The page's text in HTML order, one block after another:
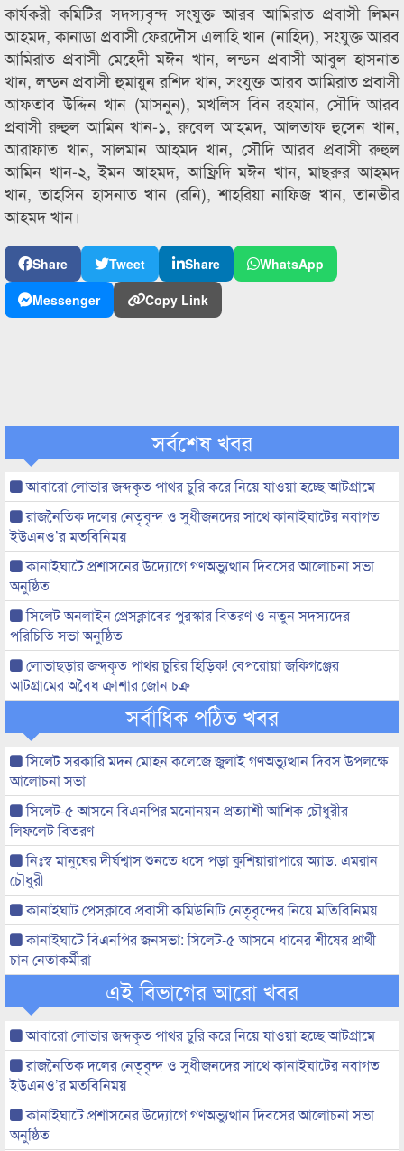
কার্যকরী কমিটির সদস্যবৃন্দ সংযুক্ত আরব আমিরাত প্রবাসী লিমন
আহমদ, কানাডা প্রবাসী ফেরদৌস এলাহি খান (নাহিদ), সংযুক্ত আরব
আমিরাত প্রবাসী মেহেদী মঈন খান, লন্ডন প্রবাসী আবুল হাসনাত
খান, লন্ডন প্রবাসী হুমায়ুন রশিদ খান, সংযুক্ত আরব আমিরাত প্রবাসী
আফতাব উদ্দিন খান (মাসনুন), মখলিস বিন রহমান, সৌদি আরব
প্রবাসী রুহুল আমিন খান-১, রুবেল আহমদ, আলতাফ হুসেন খান,
আরাফাত খান, সালমান আহমদ খান, সৌদি আরব প্রবাসী রুহুল
আমিন খান-২, ইমন আহমদ, আফ্রিদি মঈন খান, মাছরুর আহমদ
খান, তাহসিন হাসনাত খান (রনি), শাহরিয়া নাফিজ খান, তানভীর
আহমদ খান।
Share Tweet Share
WhatsApp
Messenger
Copy Link
সর্বশেষ খবর
আবারো লোভার জব্দকৃত পাথর চুরি করে নিয়ে যাওয়া হচ্ছে আটগ্রামে
রাজনৈতিক দলের নেতৃবৃন্দ ও সুধীজনদের সাথে কানাইঘাটের নবাগত
ইউএনও’র মতবিনিময়
কানাইঘাটে প্রশাসনের উদ্যোগে গণঅভ্যুত্থান দিবসের আলোচনা সভা
অনুষ্ঠিত
সিলেট অনলাইন প্রেসক্লাবের পুরস্কার বিতরণ ও নতুন সদস্যদের
পরিচিতি সভা অনুষ্ঠিত
লোভাছড়ার জব্দকৃত পাথর চুরির হিড়িক! বেপরোয়া জকিগঞ্জের
আটগ্রামের অবৈধ ক্রাশার জোন চক্র
সর্বাধিক পঠিত খবর
সিলেট সরকারি মদন মোহন কলেজে জুলাই গণঅভ্যুত্থান দিবস উপলক্ষে
আলোচনা সভা
সিলেট-৫ আসনে বিএনপির মনোনয়ন প্রত্যাশী আশিক চৌধুরীর
লিফলেট বিতরণ
নিঃস্ব মানুষের দীর্ঘশ্বাস শুনতে ধসে পড়া কুশিয়ারাপারে অ্যাড. এমরান
চৌধুরী
কানাইঘাট প্রেসক্লাবে প্রবাসী কমিউনিটি নেতৃবৃন্দের নিয়ে মতিবিনিময়
কানাইঘাটে বিএনপির জনসভা: সিলেট-৫ আসনে ধানের শীষের প্রার্থী
চান নেতাকর্মীরা
এই বিভাগের আরো খবর
আবারো লোভার জব্দকৃত পাথর চুরি করে নিয়ে যাওয়া হচ্ছে আটগ্রামে
রাজনৈতিক দলের নেতৃবৃন্দ ও সুধীজনদের সাথে কানাইঘাটের নবাগত
ইউএনও’র মতবিনিময়
কানাইঘাটে প্রশাসনের উদ্যোগে গণঅভ্যুত্থান দিবসের আলোচনা সভা
অনুষ্ঠিত